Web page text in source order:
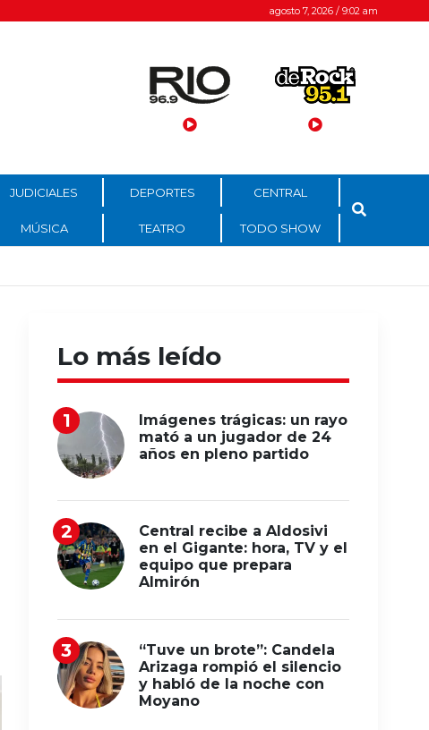
agosto 7, 2026 / 9:02 am
JUDICIALES DEPORTES CENTRAL
MÚSICA TEATRO TODO SHOW
Lo más leído
Imágenes trágicas: un rayo
mató a un jugador de 24
años en pleno partido
Central recibe a Aldosivi
en el Gigante: hora, TV y el
equipo que prepara
Almirón
“Tuve un brote”: Candela
Arizaga rompió el silencio
y habló de la noche con
Moyano